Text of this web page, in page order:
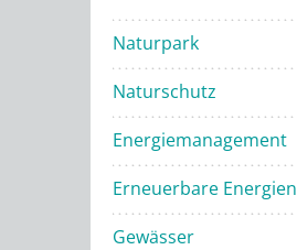
Naturpark
Naturschutz
Energiemanagement
Erneuerbare Energien
Gewässer